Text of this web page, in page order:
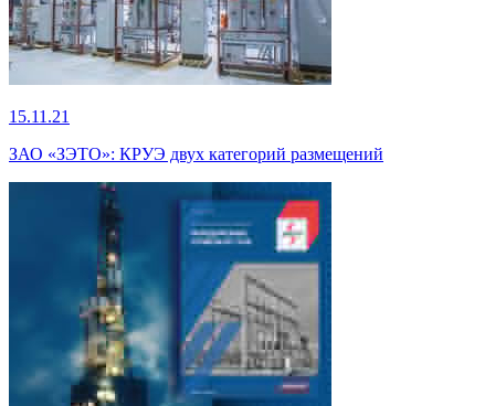
15.11.21
ЗАО «ЗЭТО»: КРУЭ двух категорий размещений